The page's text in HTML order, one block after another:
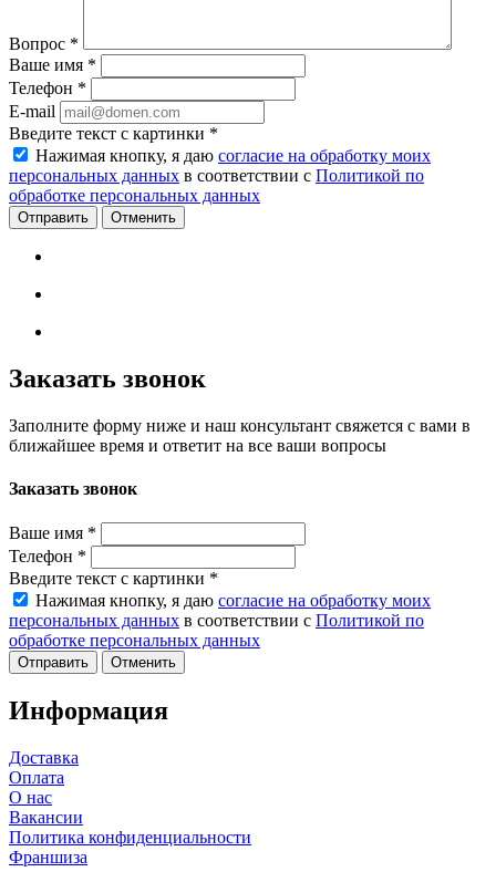
Вопрос *
Ваше имя *
Телефон *
E-mail
Введите текст с картинки *
Нажимая кнопку, я даю согласие на обработку моих
персональных данных в соответствии с Политикой по
обработке персональных данных
Отменить
Заказать звонок
Заполните форму ниже и наш консультант свяжется с вами в
ближайшее время и ответит на все ваши вопросы
Заказать звонок
Ваше имя *
Телефон *
Введите текст с картинки *
Нажимая кнопку, я даю согласие на обработку моих
персональных данных в соответствии с Политикой по
обработке персональных данных
Отменить
Информация
Доставка
Оплата
О нас
Вакансии
Политика конфиденциальности
Франшиза